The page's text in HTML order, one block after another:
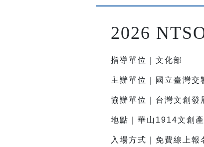
2026
指導單位｜文化部
主辦單位｜國立臺灣交
協辦單位｜台灣文創發
地點｜華山1914文創
入場方式｜免費線上